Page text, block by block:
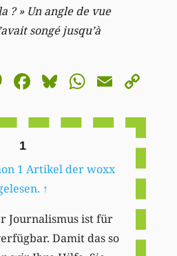
? » Un angle de vue
songé jusqu’à
Mastodon
Facebook
BlueskyEmail
1
1 Artikel der woxx
↑
Journalismus ist für
Damit das so